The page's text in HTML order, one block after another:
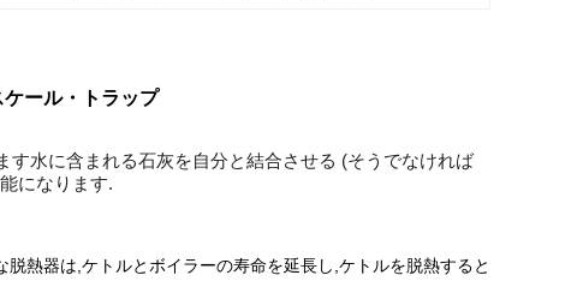
ール・トラップ
水に含まれる石灰を自分と結合させる (そうでなければ
になります.
熱器は,ケトルとボイラーの寿命を延長し,ケトルを脱熱すると